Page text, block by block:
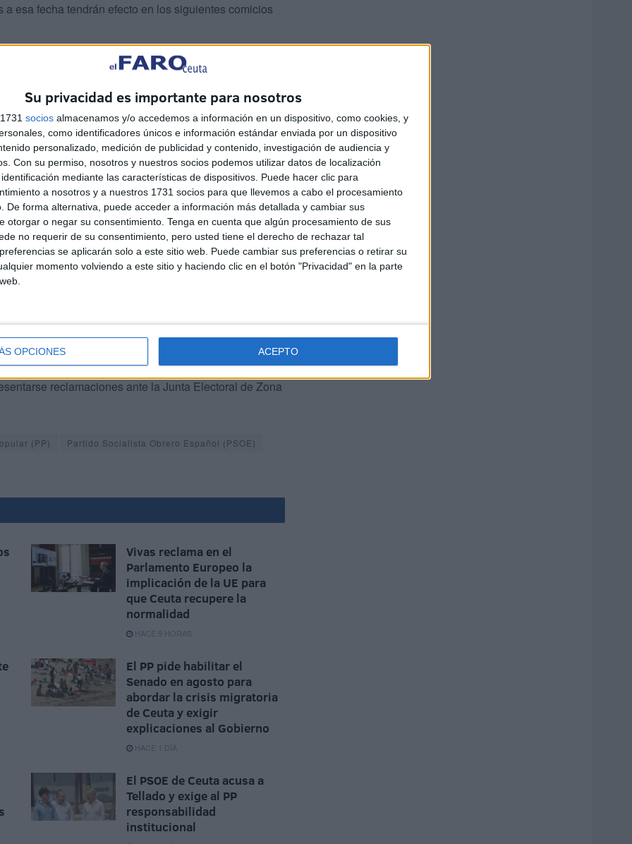
Su privacidad es importante para nosotros
socios almacenamos y/o accedemos a información en un dispositivo, como cookies, y
como identificadores únicos e información estándar enviada por un dispositivo
personalizado, medición de publicidad y contenido, investigación de audiencia y
Con su permiso, nosotros y nuestros socios podemos utilizar datos de localización
mediante las características de dispositivos. Puede hacer clic para
a nosotros y a nuestros 1731 socios para que llevemos a cabo el procesamiento
De forma alternativa, puede acceder a información más detallada y cambiar sus
otorgar o negar su consentimiento. Tenga en cuenta que algún procesamiento de sus
no requerir de su consentimiento, pero usted tiene el derecho de rechazar tal
se aplicarán solo a este sitio web. Puede cambiar sus preferencias o retirar su
momento volviendo a este sitio y haciendo clic en el botón "Privacidad" en la parte
OPCIONES ACEPTO
esa fecha tendrán efecto en los siguientes comicios
este tipo celebradas, la participación en Ceuta fue
más respaldada con el 33,5% de los sufragios
Vox (20,5%, 6.748) yCiudadanos(7,7%, 2.527).
este lunes en una edición extraordinaria del
sus locales y las mesas correspondientes a
reclamaciones ante la Junta Electoral de Zona
(PP)
Partido Socialista Obrero Español (PSOE)
Vivas reclama en el
Parlamento Europeo la
implicación de la UE para
que Ceuta recupere la
normalidad
HACE 9 HORAS
El PP pide habilitar el
Senado en agosto para
abordar la crisis migratoria
de Ceuta y exigir
explicaciones al Gobierno
HACE 1 DÍA
El PSOE de Ceuta acusa a
Tellado y exige al PP
responsabilidad
institucional